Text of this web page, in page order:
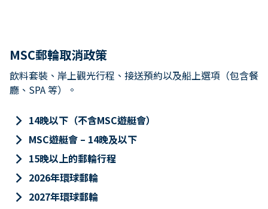
MSC郵輪取消政策
飲料套裝、岸上觀光行程、接送預約以及船上選項（包含餐
廳、SPA 等）。
keyboard_arrow_right 14晚以下（不含MSC遊艇會）
keyboard_arrow_right MSC遊艇會 – 14晚及以下
keyboard_arrow_right 15晚以上的郵輪行程
keyboard_arrow_right 2026年環球郵輪
keyboard_arrow_right 2027年環球郵輪